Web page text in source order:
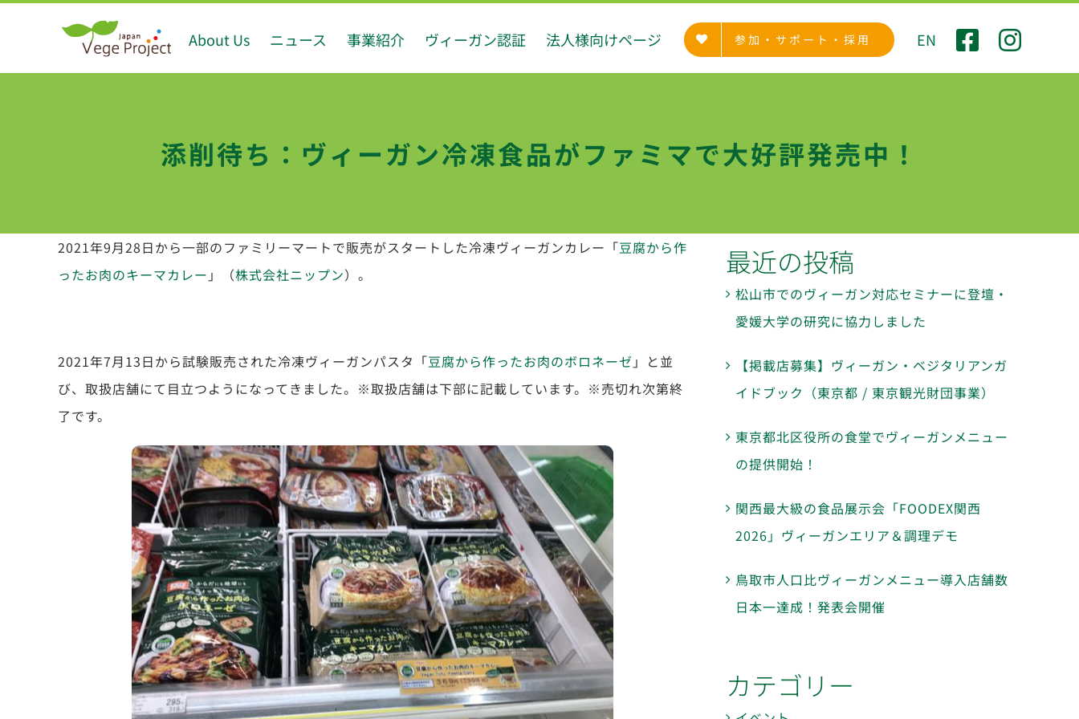
About Us ニュース 事業紹介 ヴィーガン認証 法人様向けページ 参加・サポート・採用 EN
添削待ち：ヴィーガン冷凍食品がファミマで大好評発売中！
2021年9月28日から一部のファミリーマートで販売がスタートした冷凍ヴィーガンカレー「豆腐から作
ったお肉のキーマカレー 」（株式会社ニップン）。
2021年7月13日から試験販売された冷凍ヴィーガンパスタ「豆腐から作ったお肉のボロネーゼ 」と並
び、取扱店舗にて目立つようになってきました。 ※取扱店舗は下部に記載しています。※売切れ次第終
了です。
最近の投稿
松山市でのヴィーガン対応セミナーに登壇・
愛媛大学の研究に協力しました
【掲載店募集】ヴィーガン・ベジタリアンガ
イドブック（東京都 / 東京観光財団事業）
東京都北区役所の食堂でヴィーガンメニュー
の提供開始！
関西最大級の食品展示会「FOODEX関西
2026」ヴィーガンエリア＆調理デモ
鳥取市人口比ヴィーガンメニュー導入店舗数
日本一達成！発表会開催
カテゴリー